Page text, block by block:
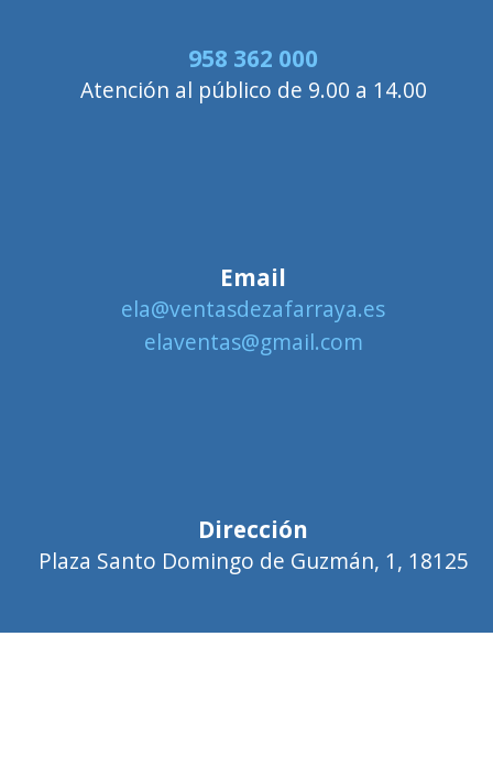
958 362 000
Atención al público de 9.00 a 14.00
Email
ela@ventasdezafarraya.es
elaventas@gmail.com
Dirección
Plaza Santo Domingo de Guzmán, 1, 18125